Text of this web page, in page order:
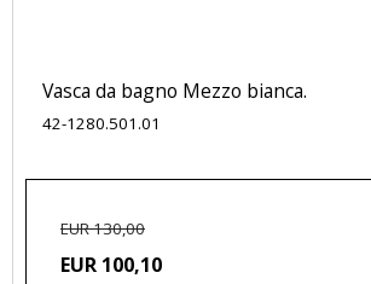
Vasca da bagno Mezzo bianca.
42-1280.501.01
EUR 130,00
EUR 100,10